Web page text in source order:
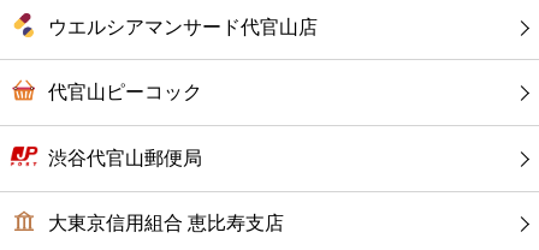
病院
ホテル
ウエルシアマンサード代官山店
代官山ピーコック
渋谷代官山郵便局
大東京信用組合 恵比寿支店